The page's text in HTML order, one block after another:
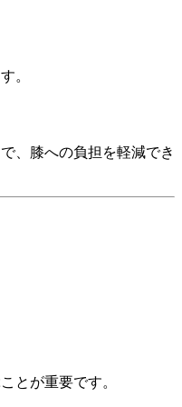
。
、膝への負担を軽減でき
とが重要です。